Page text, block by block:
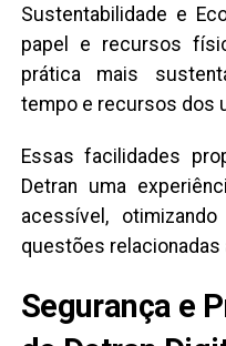
Sustentabilidade e
papel e recursos
prática mais
tempo e recursos dos
Essas facilidades
Detran uma
acessível,
questões relacionadas
Segurança e